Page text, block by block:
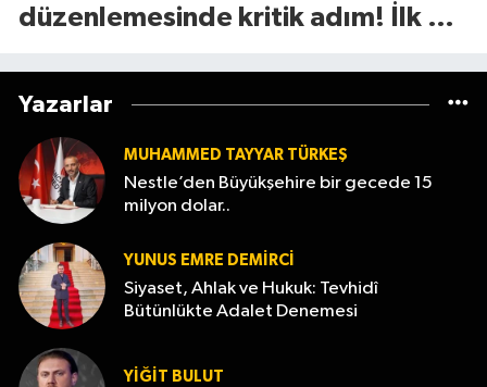
düzenlemesinde kritik adım! İlk 2
Yazarlar
MUHAMMED TAYYAR TÜRKEŞ
Nestle’den Büyükşehire bir gecede 15
milyon dolar..
YUNUS EMRE DEMIRCI
Siyaset, Ahlak ve Hukuk: Tevhidî
Bütünlükte Adalet Denemesi
YİĞİT BULUT